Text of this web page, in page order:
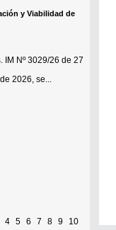
4 5 6 7 8 9 10